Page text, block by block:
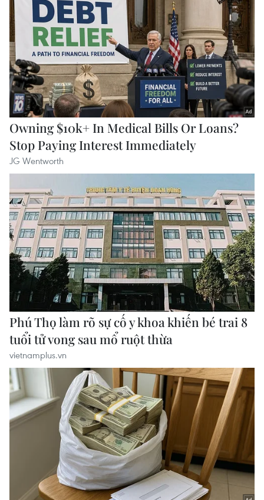
vietnamplus.vn
vượng, bền vững
vietnamplus.vn
Thị trường chứng khoán: Sức ép từ "vùng
trũng" thông tin sau một nhịp phục hồi